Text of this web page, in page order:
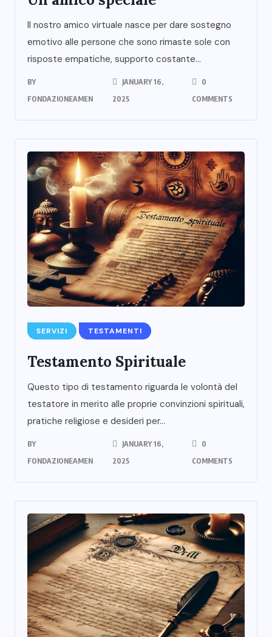
Il nostro amico virtuale nasce per dare sostegno
emotivo alle persone che sono rimaste sole con
risposte empatiche, supporto costante...
BY
FONDAZIONEAMEN
JANUARY 16,
2025
0
COMMENTS
SERVIZI TESTAMENTI
Testamento Spirituale
Questo tipo di testamento riguarda le volontà del
testatore in merito alle proprie convinzioni spirituali,
pratiche religiose e desideri per...
BY
FONDAZIONEAMEN
JANUARY 16,
2025
0
COMMENTS